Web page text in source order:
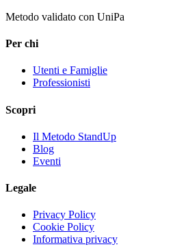
Metodo validato con UniPa
Per chi
Utenti e Famiglie
Professionisti
Scopri
Il Metodo StandUp
Blog
Eventi
Legale
Privacy Policy
Cookie Policy
Informativa privacy